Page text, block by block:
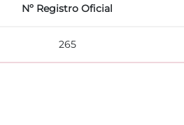
Nº Registro Oficial
265